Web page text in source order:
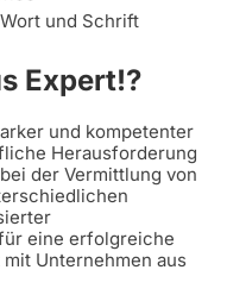
und Schrift
Expert!?
und kompetenter
Herausforderung
der Vermittlung von
eine erfolgreiche
Unternehmen aus